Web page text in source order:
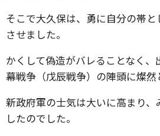
そこで大久保は、勇に自分の帯
させました。
かくして偽造がバレることなく
幕戦争（戊辰戦争）の陣頭に燦然
新政府軍の士気は大いに高まり
したのでした。